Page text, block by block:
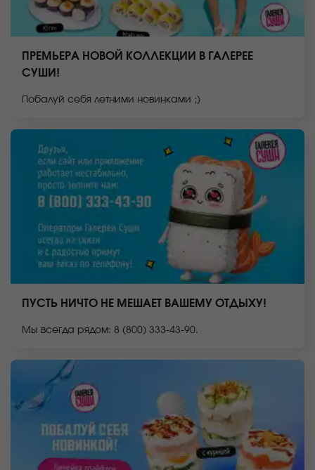
ПРЕМЬЕРА НОВОЙ КОЛЛЕКЦИИ В ГАЛЕРЕЕ
СУШИ!
Побалуй себя летними новинками ;)
ПУСТЬ НИЧТО НЕ МЕШАЕТ ВАШЕМУ ОТДЫХУ!
Мы всегда рядом: 8 (800) 333-43-90.